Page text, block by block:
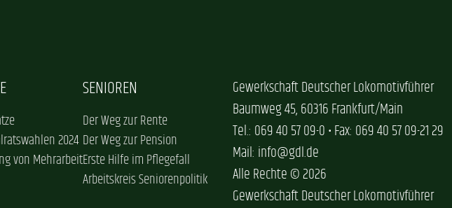
2024
von Mehrarbeit
SENIOREN
Der Weg zur Rente
Der Weg zur Pension
Erste Hilfe im Pflegefall
Arbeitskreis Seniorenpolitik
Gewerkschaft Deutscher Lokomotivführer
Baumweg 45, 60316 Frankfurt/Main
Tel.: 069 40 57 09-0 • Fax: 069 40 57 09-21 29
Mail: info@gdl.de
Alle Rechte © 2026
Gewerkschaft Deutscher Lokomotivführer